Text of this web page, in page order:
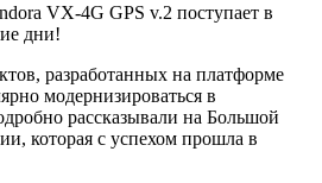
VX-4G GPS v.2 поступает в
дни!
разработанных на платформе
модернизироваться в
рассказывали на Большой
которая с успехом прошла в